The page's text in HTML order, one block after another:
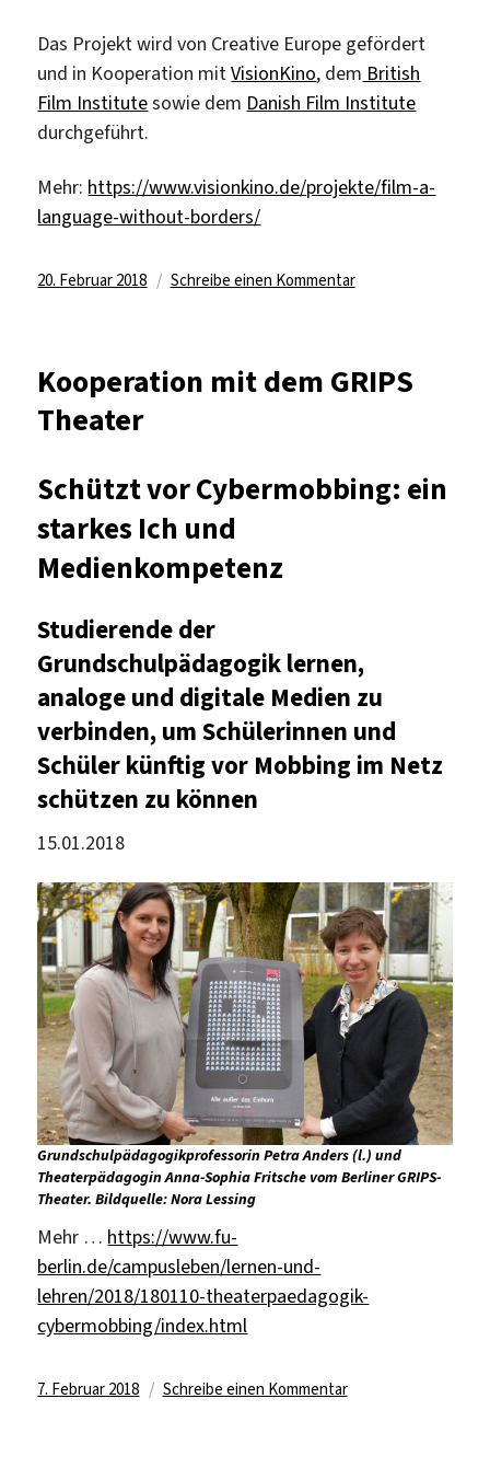
Das Projekt wird von Creative Europe gefördert
und in Kooperation mitVisionKino, dem British
Film Institutesowie dem Danish Film Institute
durchgeführt.
Mehr: https://www.visionkino.de/projekte/film-a-
language-without-borders/
Veröffentlicht
20. Februar 2018 Schreibe einen Kommentarzu
–
borders
Kooperation mit dem GRIPS
Theater
Schützt vor Cybermobbing: ein
starkes Ich und
Medienkompetenz
Studierende der
Grundschulpädagogik lernen,
analoge und digitale Medien zu
verbinden, um Schülerinnen und
Schüler künftig vor Mobbing im Netz
schützen zu können
15.01.2018
Grundschulpädagogikprofessorin Petra Anders (l.) und
Theaterpädagogin Anna-Sophia Fritsche vom Berliner GRIPS-
Theater. Bildquelle: Nora Lessing
Mehr … https://www.fu-
berlin.de/campusleben/lernen-und-
lehren/2018/180110-theaterpaedagogik-
cybermobbing/index.html
Veröffentlicht
7. Februar 2018 Schreibe einen Kommentarzu